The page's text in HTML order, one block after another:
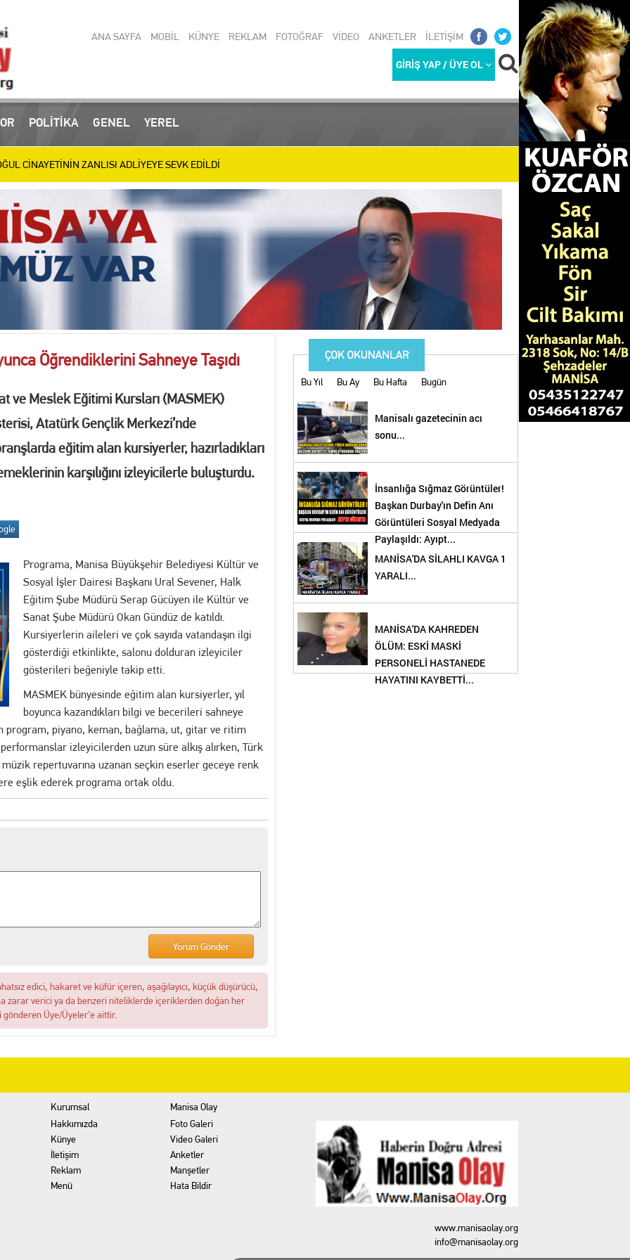
ANA SAYFA MOBİL KÜNYE REKLAM FOTOĞRAF VİDEO ANKETLER İLETİŞİM
GİRİŞ YAP / ÜYE OL
POLİTİKA GENEL YEREL
yakalanan 3 zanlı tutuklandı
CİNAYETİNİN ZANLISI ADLİYEYE SEVK EDİLDİ
Baba ve Oğul Son Yolculuğuna Uğurlanıyor
MESAİSİ: BİLİM MERKEZİ, SEVGİ YOLU VE SOSYAL TESİSLERDE HAREKETLİ G
9 Madalya Kazanan Belinay’ı Ödüllendirdi
Türkiye Şampiyonası’nda 11 Madalya
BU MAĞAZADAN BAŞLAYIN
KÖSE YENİDEN YUNUSEMRE BELEDİYESPOR'DA
YKS ADAYLARINA EĞİTİM VE KOÇLUK DESTEĞİ
görüntü kirliliğine geçit yok
18 YIL KESİLMİŞ CEZASI BULUNAN FİRARİ YAKALANDI!
Kent Genelindeki İnternet Haber Sitelerine Erişim Sağlanamıyor
İhbar Üzerine Sevk Edilen Ekipler Uykuda Buldu
"Akıl Hocası": Fatih Köse Ne İstiyor?
emri bulunan dolandırıcılık şüphelisi serbest bırakıldı
Başlıyor
Öğrendiklerini Sahneye Taşıdı
ve Meslek Eğitimi Kursları (MASMEK)
Atatürk Gençlik Merkezi’nde
eğitim alan kursiyerler, hazırladıkları
karşılığını izleyicilerle buluşturdu.
Programa, Manisa Büyükşehir Belediyesi Kültür ve
Sosyal İşler Dairesi Başkanı Ural Sevener, Halk
Eğitim Şube Müdürü Serap Gücüyen ile Kültür ve
Sanat Şube Müdürü Okan Gündüz de katıldı.
Kursiyerlerin aileleri ve çok sayıda vatandaşın ilgi
gösterdiği etkinlikte, salonu dolduran izleyiciler
gösterileri beğeniyle takip etti.
MASMEK bünyesinde eğitim alan kursiyerler, yıl
boyunca kazandıkları bilgi ve becerileri sahneye
program, piyano, keman, bağlama, ut, gitar ve ritim
izleyicilerden uzun süre alkış alırken, Türk
repertuvarına uzanan seçkin eserler geceye renk
eşlik ederek programa ortak oldu.
edici, hakaret ve küfür içeren, aşağılayıcı, küçük düşürücü,
zarar verici ya da benzeri niteliklerde içeriklerden doğan her
Üye/Üyeler'e aittir.
Bu Yıl Bu Ay Bu Hafta Bugün
Manisalı gazetecinin acı
sonu...
İnsanlığa Sığmaz Görüntüler!
Başkan Durbay'ın Defin Anı
Görüntüleri Sosyal Medyada
Paylaşıldı: Ayıpt...
MANİSA'DA SİLAHLI KAVGA 1
YARALI...
MANİSA'DA KAHREDEN
ÖLÜM: ESKİ MASKİ
PERSONELİ HASTANEDE
HAYATINI KAYBETTİ...
www.manisaolay.org
info@manisaolay.org
Kurumsal
Hakkımızda
Künye
İletişim
Reklam
Menü
Manisa Olay
Foto Galeri
Video Galeri
Anketler
Manşetler
Hata Bildir